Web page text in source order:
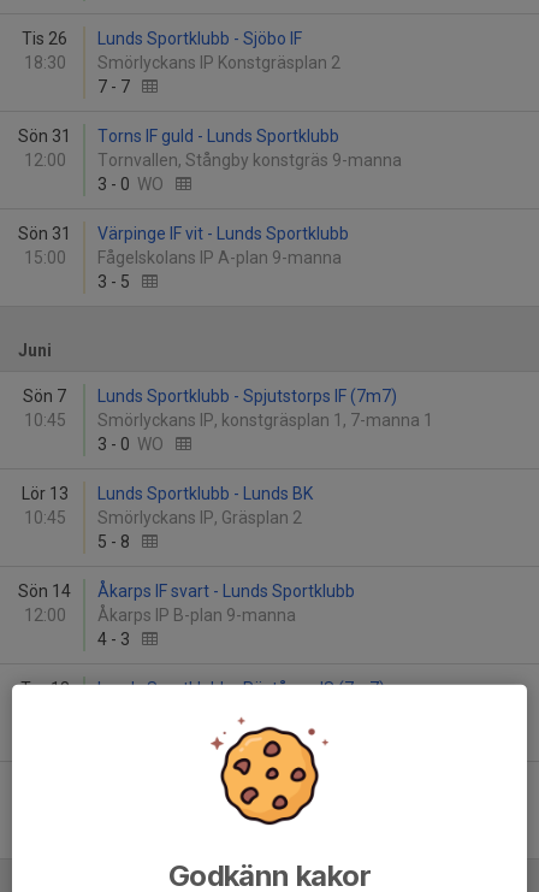
Tis 26
18:30
Lunds Sportklubb - Sjöbo IF
Smörlyckans IP Konstgräsplan 2
7 - 7
Sön 31
12:00
Torns IF guld - Lunds Sportklubb
Tornvallen, Stångby konstgräs 9-manna
3 - 0 WO
Sön 31
15:00
Värpinge IF vit - Lunds Sportklubb
Fågelskolans IP A-plan 9-manna
3 - 5
Juni
Sön 7
10:45
Lunds Sportklubb - Spjutstorps IF (7m7)
Smörlyckans IP, konstgräsplan 1, 7-manna 1
3 - 0 WO
Lör 13
10:45
Lunds Sportklubb - Lunds BK
Smörlyckans IP, Gräsplan 2
5 - 8
Sön 14
12:00
Åkarps IF svart - Lunds Sportklubb
Åkarps IP B-plan 9-manna
4 - 3
Tor 18
Lunds Sportklubb - Röstånga IS (7m7)
Södra Sandby IF blå - Lunds Sportklubb
Södra Sandby IP gräsplan 2
Godkänn kakor